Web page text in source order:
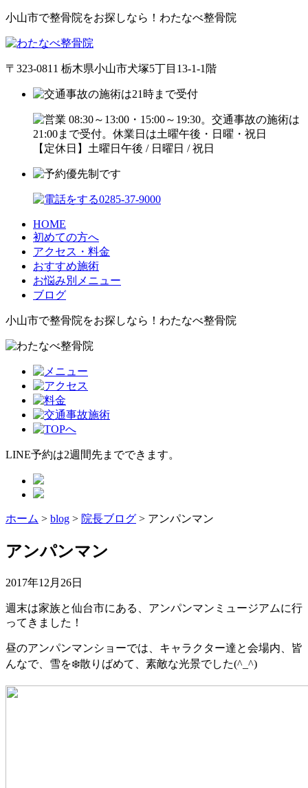
小山市で整骨院をお探しなら！わたなべ整骨院
〒323-0811 栃木県小山市犬塚5丁目13-1-1階
【定休日】土曜日午後 / 日曜日 / 祝日
HOME
初めての方へ
アクセス・料金
おすすめ施術
お悩み別メニュー
ブログ
小山市で整骨院をお探しなら！わたなべ整骨院
LINE予約は2週間先までできます。
ホーム > blog > 院長ブログ > アンパンマン
アンパンマン
2017年12月26日
週末は家族と仙台市にある、アンパンマンミュージアムに行
ってきました！
昼のアンパンマンショーでは、キャラクター達と会場内、皆
んなで、雪を❄️散りばめて、素敵な光景でした(^_^)